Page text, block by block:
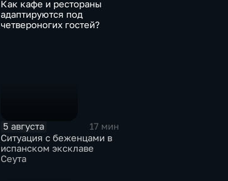
Как кафе и рестораны
адаптируются под
четвероногих гостей?
5 августа
17 мин
Ситуация с беженцами в
испанском эксклаве
Сеута